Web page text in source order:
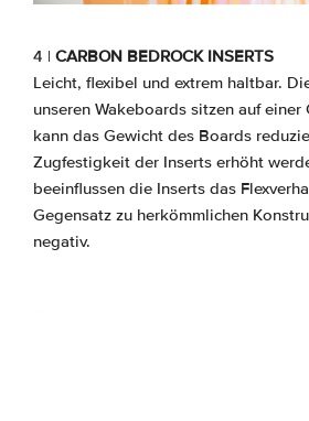
4 | CARBON BEDROCK INSERTS
Leicht, flexibel und extrem haltbar.
unseren Wakeboards sitzen auf einer
kann das Gewicht des Boards
Zugfestigkeit der Inserts erhöht
beeinflussen die Inserts das
Gegensatz zu herkömmlichen
negativ.